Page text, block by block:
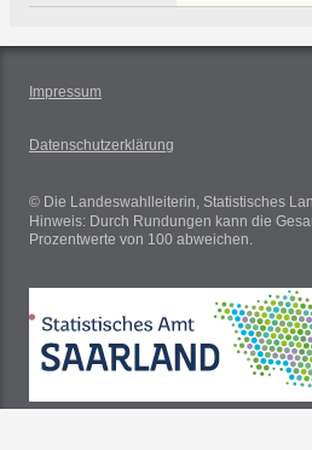
Impressum
Datenschutzerklärung
© Die Landeswahlleiterin, Statistisches
Hinweis: Durch Rundungen kann die
Prozentwerte von 100 abweichen.